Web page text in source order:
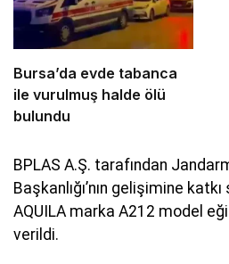
Bursa’da evde tabanca
ile vurulmuş halde ölü
bulundu
BPLAS A.Ş. tarafından
Başkanlığı’nın gelişimine
AQUILA marka A212 model
verildi.